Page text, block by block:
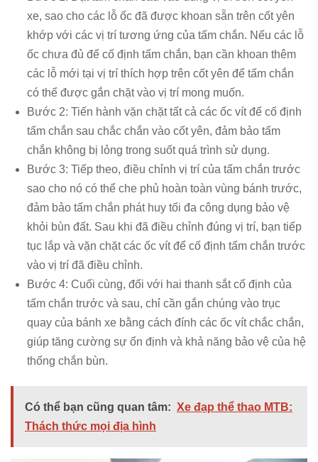
xe, sao cho các lỗ ốc đã được khoan sẵn trên cốt yên
khớp với các vị trí tương ứng của tấm chắn. Nếu các lỗ
ốc chưa đủ để cố định tấm chắn, bạn cần khoan thêm
các lỗ mới tại vị trí thích hợp trên cốt yên để tấm chắn
có thể được gắn chặt vào vị trí mong muốn.
Bước 2: Tiến hành vặn chặt tất cả các ốc vít để cố định
tấm chắn sau chắc chắn vào cốt yên, đảm bảo tấm
chắn không bị lỏng trong suốt quá trình sử dụng.
Bước 3: Tiếp theo, điều chỉnh vị trí của tấm chắn trước
sao cho nó có thể che phủ hoàn toàn vùng bánh trước,
đảm bảo tấm chắn phát huy tối đa công dụng bảo vệ
khỏi bùn đất. Sau khi đã điều chỉnh đúng vị trí, bạn tiếp
tục lắp và vặn chặt các ốc vít để cố định tấm chắn trước
vào vị trí đã điều chỉnh.
Bước 4: Cuối cùng, đối với hai thanh sắt cố định của
tấm chắn trước và sau, chỉ cần gắn chúng vào trục
quay của bánh xe bằng cách đính các ốc vít chắc chắn,
giúp tăng cường sự ổn định và khả năng bảo vệ của hệ
thống chắn bùn.
Có thể bạn cũng quan tâm: Xe đạp thể thao MTB:
Thách thức mọi địa hình